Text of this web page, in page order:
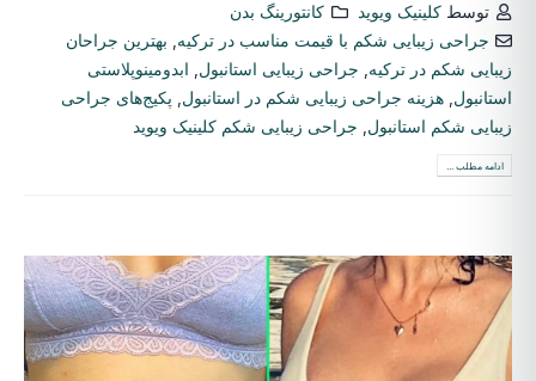
توسطکلینیک ویوید
کانتورینگ بدن
جراحی زیبایی شکم با قیمت مناسب در ترکیه
بهترین جراحان
زیبایی شکم در ترکیه
جراحی زیبایی استانبول
ابدومینوپلاستی
استانبول هزینه جراحی زیبایی شکم در استانبول
پکیج‌های جراحی
زیبایی شکم استانبول
جراحی زیبایی شکم کلینیک ویوید
ادامه مطلب ...